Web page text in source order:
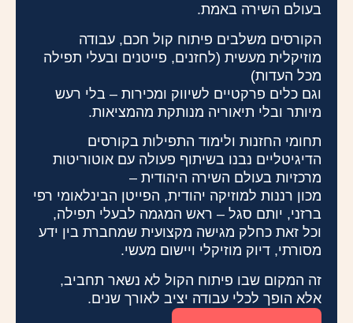
בעולם השירה באמת.
הקורסים משלבים פיתוח קול חכם, עבודה
מוזיקלית מעשית (לחזנים, פייטנים ובעלי תפילה
מכל העדות)
וגם כלים פרקטיים לשיווק ומכירות – בלי רעש
מיותר ובלי תיאוריה מנותקת מהמציאות.
תחומי החזנות ולימוד התפילות בקורסים
הדיגיטליים נבנו בשיתוף פעולה עם אוטוריטות
מרכזיות בעולם השירה היהודית –
מכון רננות למוזיקה יהודית, הפייטן הבינלאומי רפי
ברזני, יותם סגל – ראש המגמה לבעלי תפילה,
וכל זאת כחלק מגישה מקצועית שמחברת בין ידע
מסורתי, דיוק מוזיקלי ויישום מעשי.
זה המקום שבו פיתוח הקול לא נשאר תחביב,
אלא הופך לכלי עבודה יציב לאורך שנים.